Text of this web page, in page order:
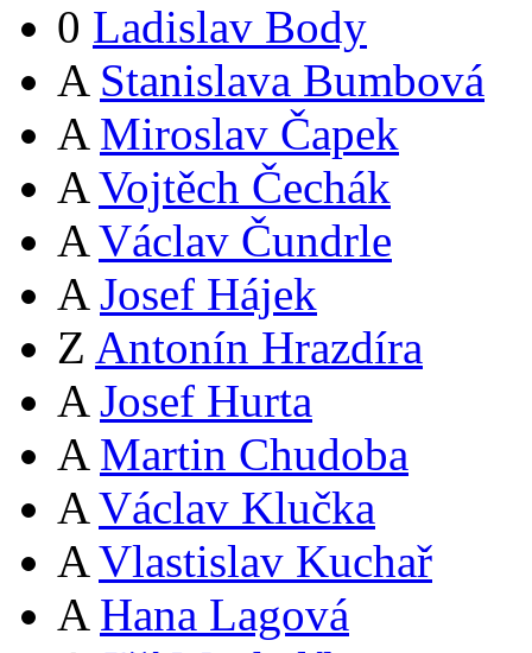
0 Ladislav Body
A Stanislava Bumbová
A Miroslav Čapek
A Vojtěch Čechák
A Václav Čundrle
A Josef Hájek
Z Antonín Hrazdíra
A Josef Hurta
A Martin Chudoba
A Václav Klučka
A Vlastislav Kuchař
A Hana Lagová